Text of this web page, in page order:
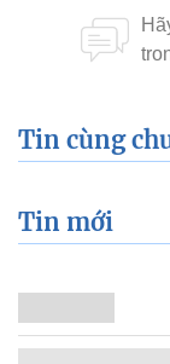
Tin cùng
Tin mới